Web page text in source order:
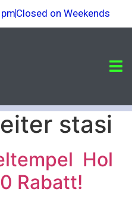
Closed on Weekends
stasi
Hol
Rabatt!